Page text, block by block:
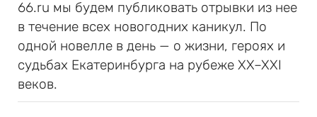
66.ru мы будем публиковать отрывки из нее
в течение всех новогодних каникул. По
одной новелле в день — о жизни, героях и
судьбах Екатеринбурга на рубеже XX–XXI
веков.